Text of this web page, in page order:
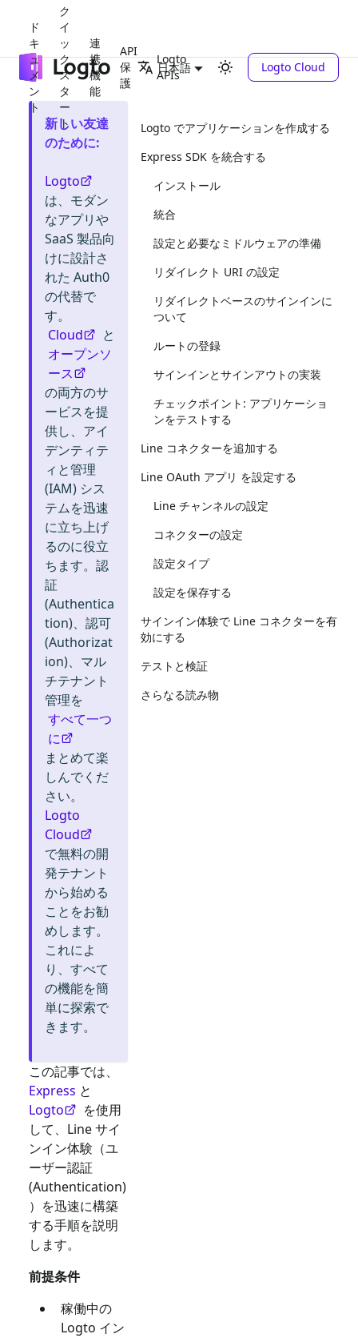
ド
キ
ュ
メ
ン
ト
ク
イ
ッ
ク
ス
タ
ー
ト
連
携
機
能
API
保
護
Logto
APIs
日本語 Logto Cloud
新しい友達
のために:
Logto
は、モダン
なアプリや
SaaS 製品向
けに設計さ
れた Auth0
の代替で
す。
Cloud
と
オープンソ
ース
の両方のサ
ービスを提
供し、アイ
デンティテ
ィと管理
(IAM) シス
テムを迅速
に立ち上げ
るのに役立
ちます。認
証
(Authentica
tion)、認可
(Authorizat
ion)、マル
チテナント
管理を
すべて一つ
に
まとめて楽
しんでくだ
さい。
Logto
Cloud
で無料の開
発テナント
から始める
ことをお勧
めします。
これによ
り、すべて
の機能を簡
単に探索で
きます。
この記事では、
Express と
Logto
を使用
して、 Lineサイ
ンイン体験（ユ
ーザー認証
(Authentication)
）を迅速に構築
する手順を説明
します。
前提条件
稼働中の
Logto イン
Logto でアプリケーションを作成する
Express SDK を統合する
インストール
統合
設定と必要なミドルウェアの準備
リダイレクト URI の設定
リダイレクトベースのサインインに
ついて
ルートの登録
サインインとサインアウトの実装
チェックポイント: アプリケーショ
ンをテストする
Line コネクターを追加する
Line OAuth アプリ を設定する
Line チャンネルの設定
コネクターの設定
設定タイプ
設定を保存する
サインイン体験で Line コネクターを有
効にする
テストと検証
さらなる読み物